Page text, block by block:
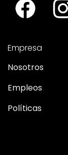
Empresa
Nosotros
Empleos
Políticas